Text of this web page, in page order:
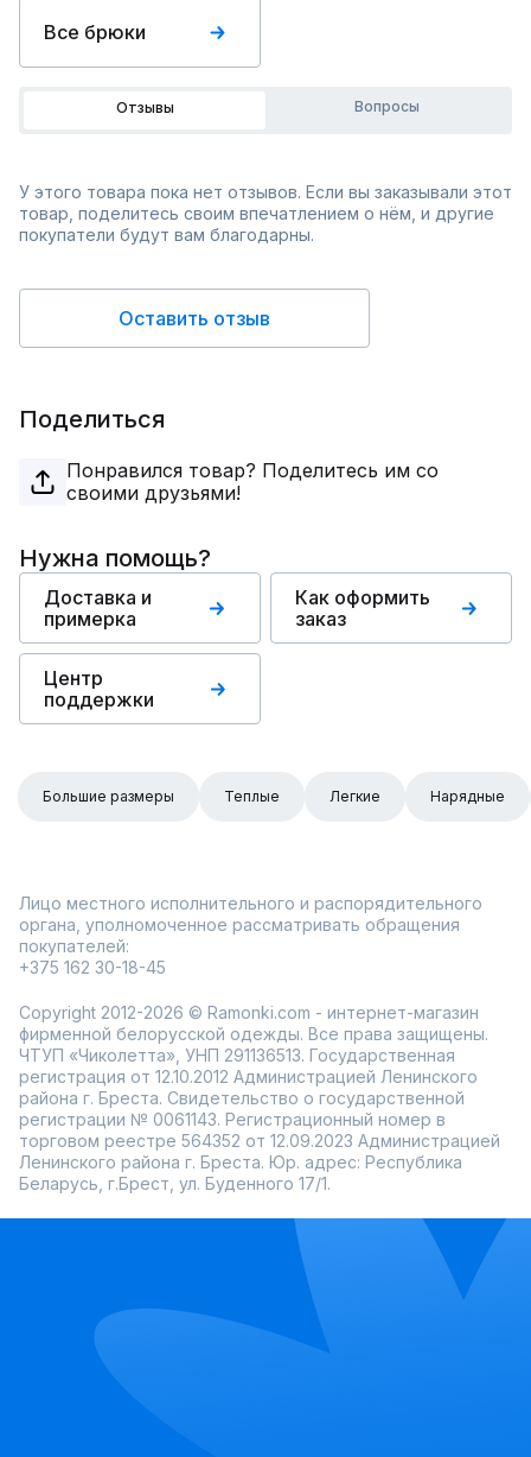
Все брюки
Отзывы Вопросы
У этого товара пока нет отзывов. Если вы заказывали этот
товар, поделитесь своим впечатлением о нём, и другие
покупатели будут вам благодарны.
Оставить отзыв
Поделиться
Понравился товар? Поделитесь им со
своими друзьями!
Нужна помощь?
Доставка и
примерка
Как оформить
заказ
Центр
поддержки
Большие размеры Теплые Легкие Нарядные
Лицо местного исполнительного и распорядительного
органа, уполномоченное рассматривать обращения
покупателей:
+375 162 30-18-45
Copyright 2012-2026 © Ramonki.com - интернет-магазин
фирменной белорусской одежды. Все права защищены.
ЧТУП «Чиколетта», УНП 291136513. Государственная
регистрация от 12.10.2012 Администрацией Ленинского
района г. Бреста. Свидетельство о государственной
регистрации № 0061143. Регистрационный номер в
торговом реестре 564352 от 12.09.2023 Администрацией
Ленинского района г. Бреста. Юр. адрес: Республика
Беларусь, г.Брест, ул. Буденного 17/1.